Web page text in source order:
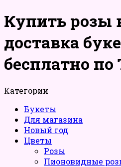
Купить розы
доставка
бесплатно
Категории
Букеты
Для магазина
Новый год
Цветы
Розы
Пионовидные